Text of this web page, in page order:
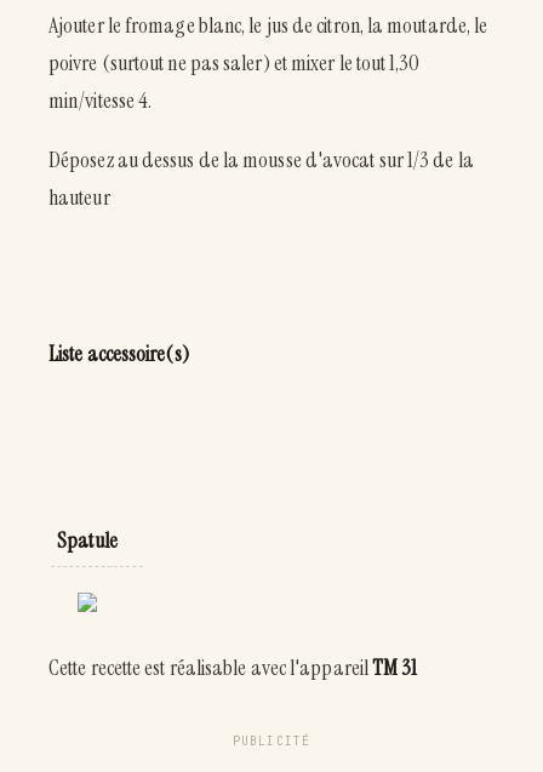
Ajouter le fromage blanc, le jus de citron, la moutarde, le
poivre (surtout ne pas saler) et mixer le tout 1,30
min/vitesse 4.
Déposez au dessus de la mousse d'avocat sur 1/3 de la
hauteur
Liste accessoire(s)
Spatule
Cette recette est réalisable avec l'appareilTM 31
PUBLICITÉ